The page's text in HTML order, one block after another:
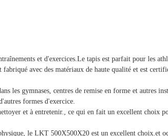
et d'exercices.Le tapis est parfait pour les
avec des matériaux de haute qualité et est
gymnases, centres de remise en forme et autres
formes d'exercice.
et à entretenir., ce qui en fait un excellent choix
le LKT 500X500X20 est un excellent choix.et